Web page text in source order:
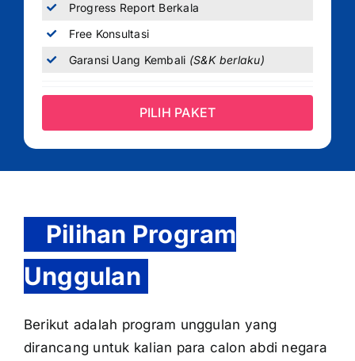
Progress Report Berkala
Free Konsultasi
Garansi Uang Kembali (S&K berlaku)
PILIH PAKET
Pilihan Program
Unggulan
Berikut adalah program unggulan yang
dirancang untuk kalian para calon abdi negara